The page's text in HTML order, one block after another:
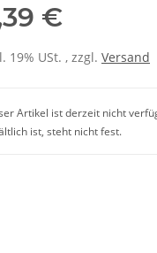
€
19% USt. , zzgl. Versand
Artikel ist derzeit nicht
ist, steht nicht fest.